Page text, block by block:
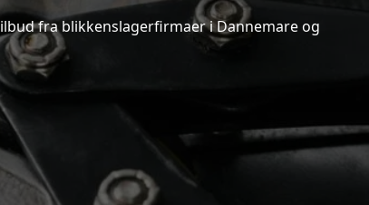
fra blikkenslagerfirmaer i Dannemare og